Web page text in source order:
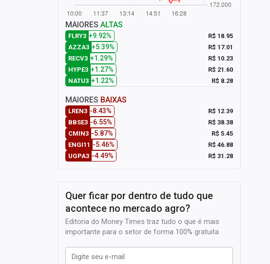
MAIORES ALTAS
FLRY3 +9.92%
R$ 18.95
AZZA3 +5.39%
R$ 17.01
RECV3 +1.29%
R$ 10.23
HYPE3 +1.27%
R$ 21.60
NATU3 +1.22% R$ 8.28
MAIORES BAIXAS
LREN3 -8.43%
R$ 12.39
BBSE3 -6.55%
R$ 38.38
CMIN3 -5.87%
R$ 5.45
ENGI11 -5.46%
R$ 46.88
UGPA3 -4.49% R$ 31.28
Quer ficar por dentro de tudo que
acontece no mercado agro?
Editoria do Money Times traz tudo o que é mais
importante para o setor de forma 100% gratuita